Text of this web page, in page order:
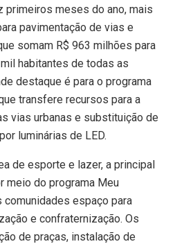
primeiros meses do ano, mais
pavimentação de vias e
somam R$ 963 milhões para
habitantes de todas as
destaque é para o programa
transfere recursos para a
vias urbanas e substituição de
luminárias de LED.
de esporte e lazer, a principal
meio do programa Meu
comunidades espaço para
e confraternização. Os
de praças, instalação de